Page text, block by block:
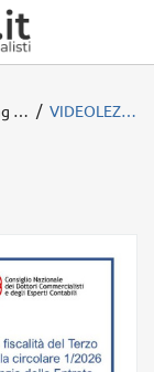
eLearning CNDCEC VIDEOLEZIONI SENZA CREDITI